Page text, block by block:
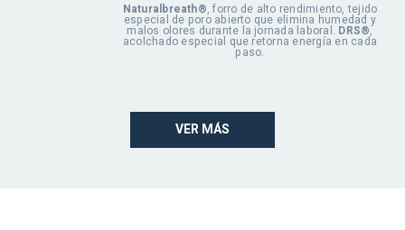
Naturalbreath®, forro de alto rendimiento, tejido
especial de poro abierto que elimina humedad y
malos olores durante la jornada laboral. DRS®,
acolchado especial que retorna energía en cada
paso.
VER MÁS